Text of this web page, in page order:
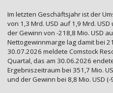
Im letzten Geschäftsjahr ist der
von 1,3 Mrd. USD auf 1,9 Mrd.
der Gewinn von -218,8 Mio. USD
Nettogewinnmarge lag damit bei
30.07.2026 meldete Comstock
Quartal, das am 30.06.2026
Ergebniszeitraum bei 351,7 Mio.
und der Gewinn bei 8,8 Mio. USD